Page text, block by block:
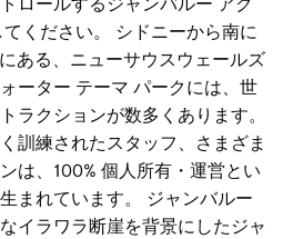
ロールするジャンバルー アク
ください。 シドニーから南に
ある、ニューサウスウェールズ
ーター テーマ パークには、世
ラクションが数多くあります。
訓練されたスタッフ、さまざま
は、100% 個人所有・運営とい
まれています。 ジャンバルー
イラワラ断崖を背景にしたジャ